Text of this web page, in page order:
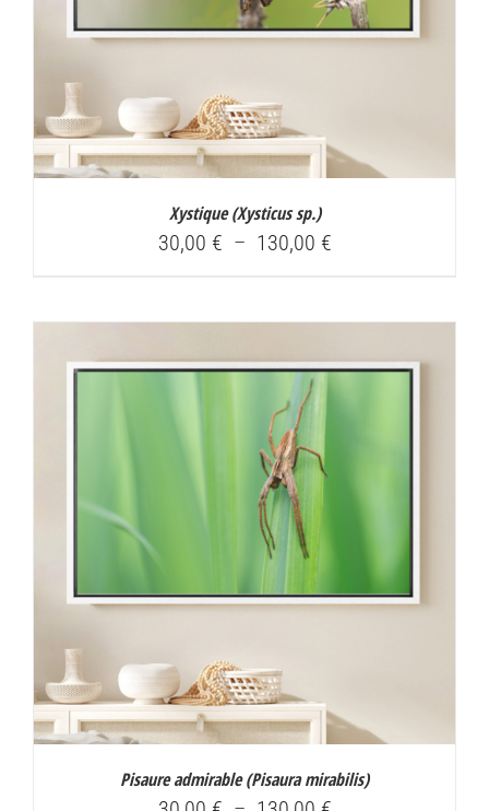
Xystique (Xysticus sp.)
30,00 € – 130,00 €Plage
à
130,00 €
Pisaure admirable (Pisaura mirabilis)